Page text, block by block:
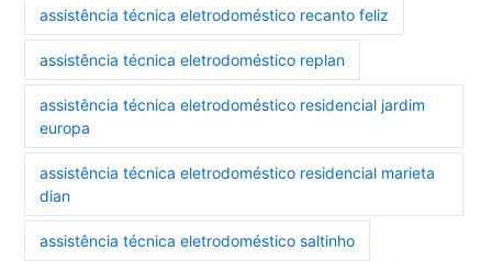
assistência técnica eletrodoméstico recanto feliz
assistência técnica eletrodoméstico replan
assistência técnica eletrodoméstico residencial jardim
europa
assistência técnica eletrodoméstico residencial marieta
dian
assistência técnica eletrodoméstico saltinho